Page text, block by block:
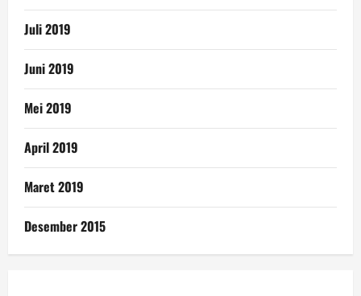
Juli 2019
Juni 2019
Mei 2019
April 2019
Maret 2019
Desember 2015